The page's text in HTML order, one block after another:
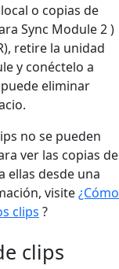
o copias de
Sync Module 2 )
retire la unidad
y conéctelo a
eliminar
no se pueden
ver las copias de
ellas desde una
visite¿Cómo
clips ?
clips